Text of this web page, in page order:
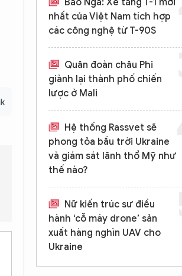
Báo Nga: Xe tăng T-1 mới
nhất của Việt Nam tích hợp
các công nghệ từ T-90S
Quân đoàn châu Phi
giành lại thành phố chiến
lược ở Mali
Hệ thống Rassvet sẽ
phong tỏa bầu trời Ukraine
và giám sát lãnh thổ Mỹ như
thế nào?
Nữ kiến trúc sư điều
hành ‘cỗ máy drone’ sản
xuất hàng nghìn UAV cho
Ukraine